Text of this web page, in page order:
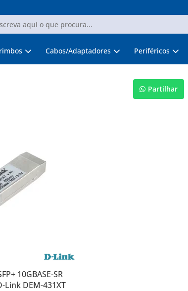
Cabos/Adaptadores Periféricos
Partilhar
10GBASE-SR
Link DEM-431XT